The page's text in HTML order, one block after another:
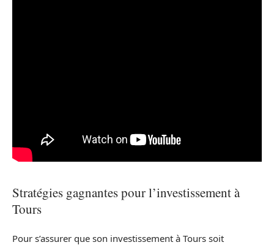
Stratégies gagnantes pour l’investissement à
Tours
Pour s’assurer que son investissement à Tours soit